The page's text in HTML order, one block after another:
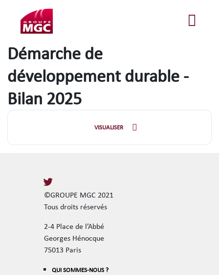
Démarche de
développement durable -
Bilan 2025
VISUALISER
©GROUPE MGC 2021
Tous droits réservés
2-4 Place de l’Abbé
Georges Hénocque
75013 Paris
QUI SOMMES-NOUS ?